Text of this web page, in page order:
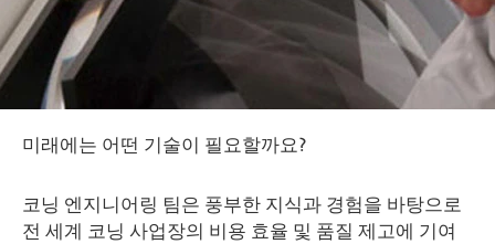
미래에는 어떤 기술이 필요할까요?
코닝 엔지니어링 팀은 풍부한 지식과 경험을 바탕으로
전 세계 코닝 사업장의 비용 효율 및 품질 제고에 기여